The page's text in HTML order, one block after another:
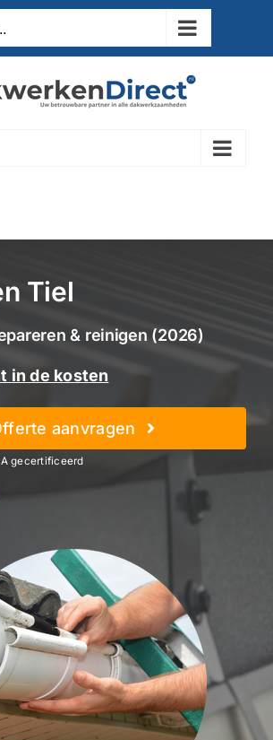
Tiel
& reinigen (2026)
in de kosten
aanvragen
gecertificeerd